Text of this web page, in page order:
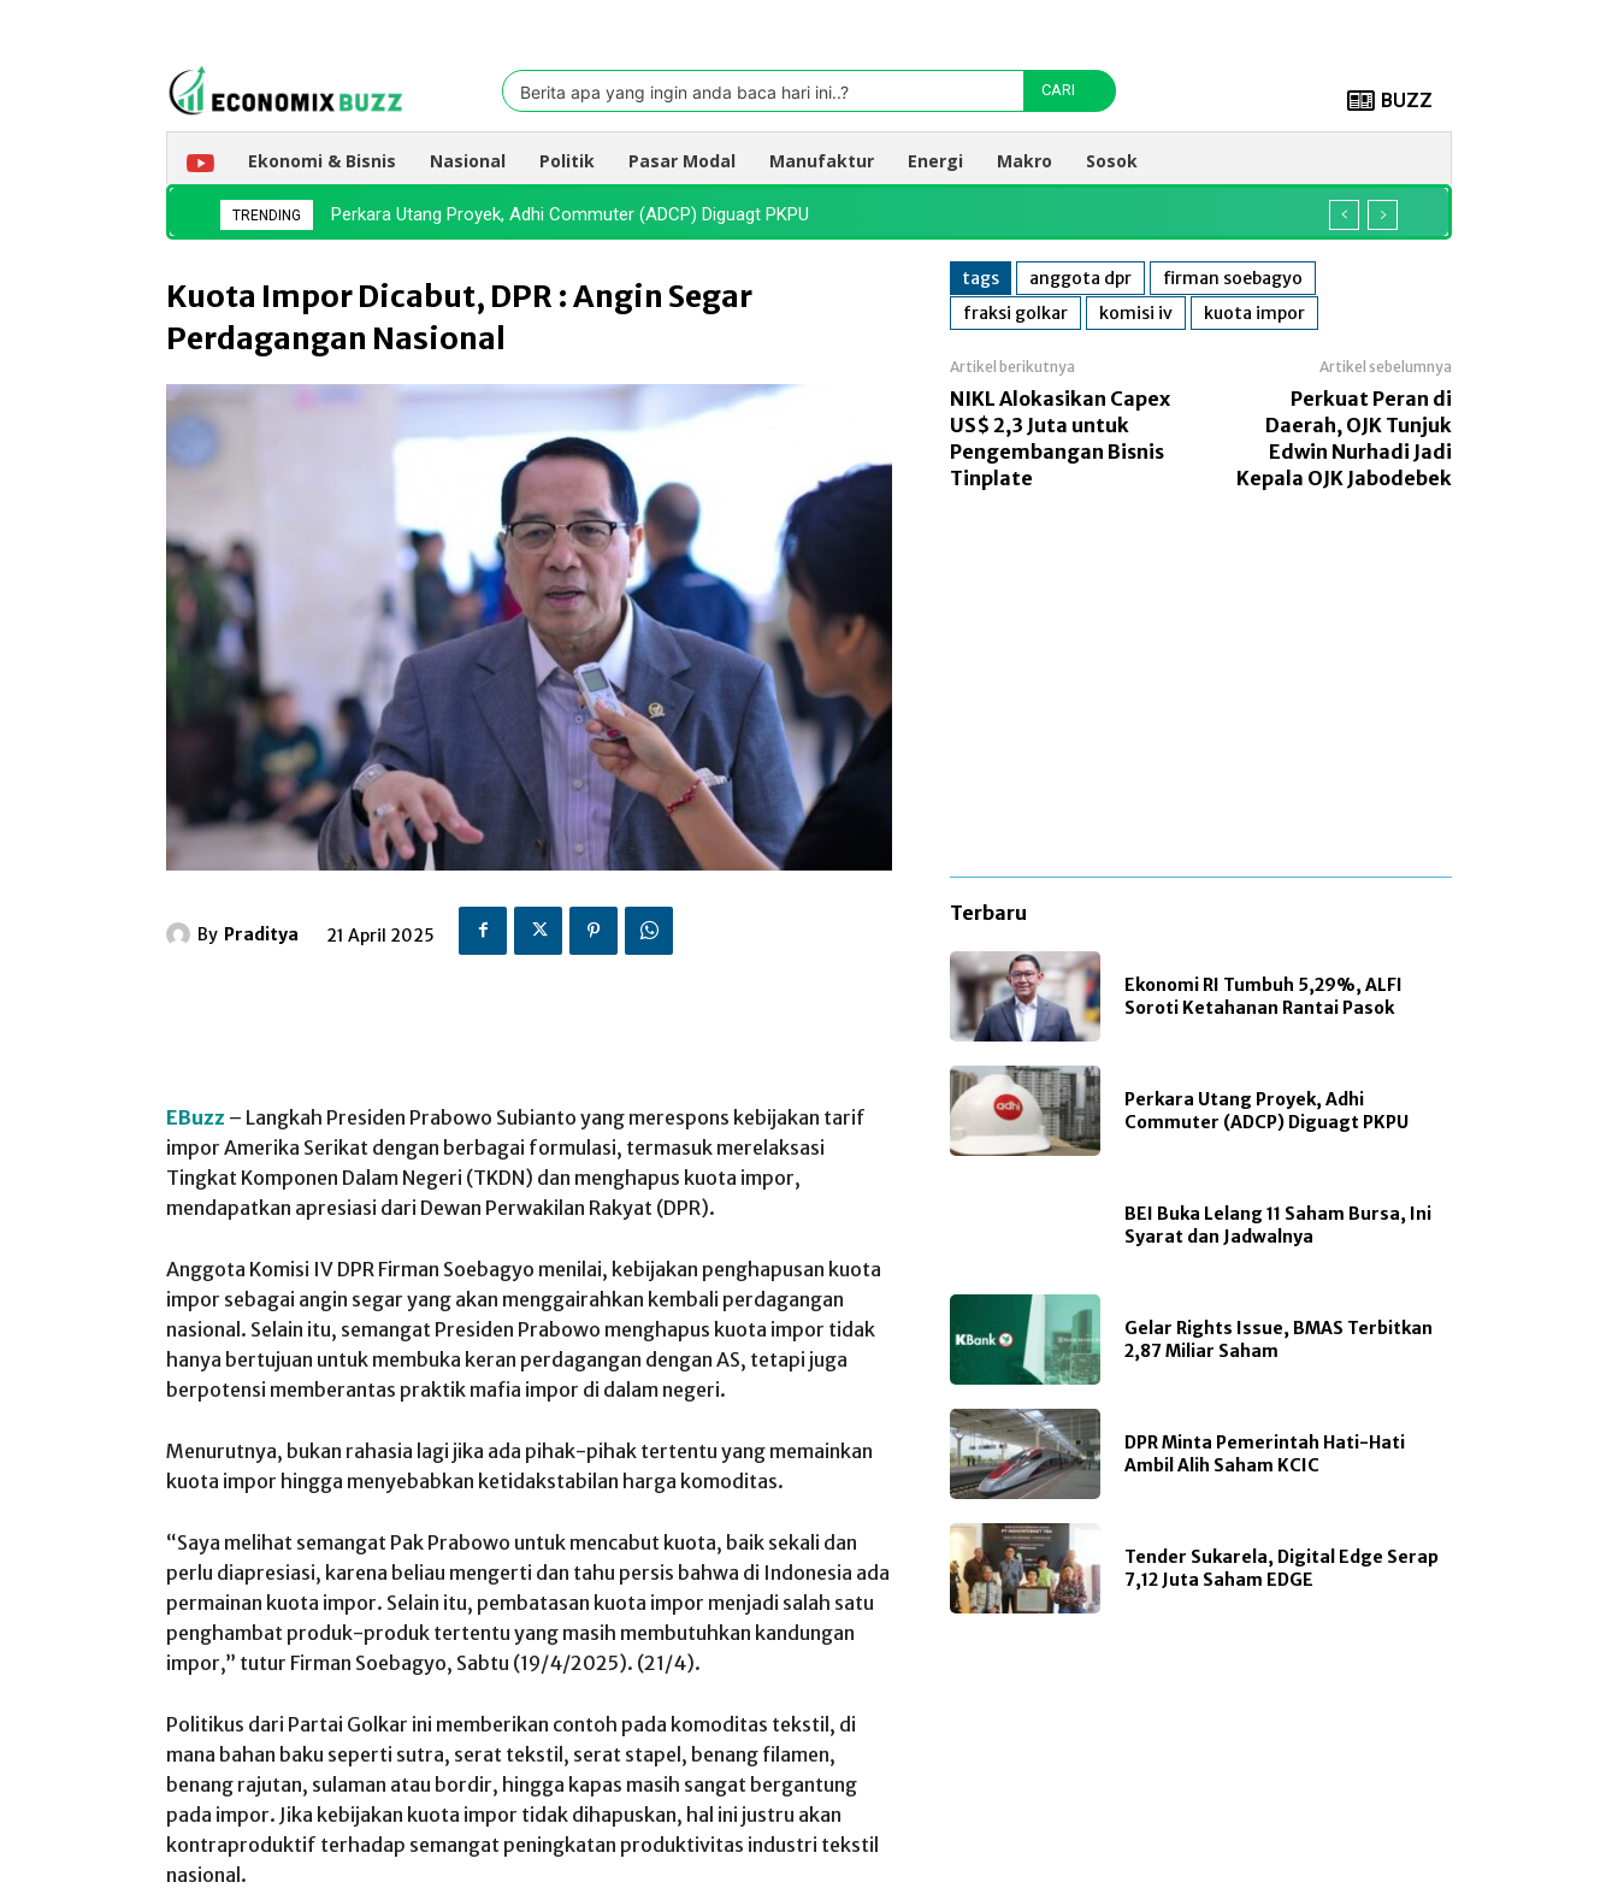
Pasaroleh TradingView
Berita apa yang ingin anda baca hari ini..? CARI BUZZ
Ekonomi & Bisnis Nasional Politik Pasar Modal Manufaktur Energi Makro Sosok
TRENDING Perkara Utang Proyek, Adhi Commuter (ADCP) Diguagt PKPU
Kuota Impor Dicabut, DPR : Angin Segar
Perdagangan Nasional
By Praditya 21 April 2025
EBuzz – Langkah Presiden Prabowo Subianto yang merespons kebijakan tarif
impor Amerika Serikat dengan berbagai formulasi, termasuk merelaksasi
Tingkat Komponen Dalam Negeri (TKDN) dan menghapus kuota impor,
mendapatkan apresiasi dari Dewan Perwakilan Rakyat (DPR).
Anggota Komisi IV DPR Firman Soebagyo menilai, kebijakan penghapusan kuota
impor sebagai angin segar yang akan menggairahkan kembali perdagangan
nasional. Selain itu, semangat Presiden Prabowo menghapus kuota impor tidak
hanya bertujuan untuk membuka keran perdagangan dengan AS, tetapi juga
berpotensi memberantas praktik mafia impor di dalam negeri.
Menurutnya, bukan rahasia lagi jika ada pihak-pihak tertentu yang memainkan
kuota impor hingga menyebabkan ketidakstabilan harga komoditas.
“Saya melihat semangat Pak Prabowo untuk mencabut kuota, baik sekali dan
perlu diapresiasi, karena beliau mengerti dan tahu persis bahwa di Indonesia ada
permainan kuota impor. Selain itu, pembatasan kuota impor menjadi salah satu
penghambat produk-produk tertentu yang masih membutuhkan kandungan
impor,” tutur Firman Soebagyo, Sabtu (19/4/2025). (21/4).
Politikus dari Partai Golkar ini memberikan contoh pada komoditas tekstil, di
mana bahan baku seperti sutra, serat tekstil, serat stapel, benang filamen,
benang rajutan, sulaman atau bordir, hingga kapas masih sangat bergantung
pada impor. Jika kebijakan kuota impor tidak dihapuskan, hal ini justru akan
kontraproduktif terhadap semangat peningkatan produktivitas industri tekstil
nasional.
tags anggota dpr
firman soebagyo
fraksi golkar
komisi iv kuota impor
Artikel berikutnya
NIKL Alokasikan Capex
US$ 2,3 Juta untuk
Pengembangan Bisnis
Tinplate
Artikel sebelumnya
Perkuat Peran di
Daerah, OJK Tunjuk
Edwin Nurhadi Jadi
Kepala OJK Jabodebek
Terbaru
Ekonomi RI Tumbuh 5,29%, ALFI
Soroti Ketahanan Rantai Pasok
Perkara Utang Proyek, Adhi
Commuter (ADCP) Diguagt PKPU
BEI Buka Lelang 11 Saham Bursa, Ini
Syarat dan Jadwalnya
Gelar Rights Issue, BMAS Terbitkan
2,87 Miliar Saham
DPR Minta Pemerintah Hati-Hati
Ambil Alih Saham KCIC
Tender Sukarela, Digital Edge Serap
7,12 Juta Saham EDGE